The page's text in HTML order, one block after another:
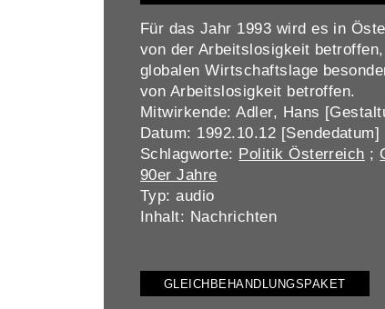
Für das Jahr 1993 wird es in
von der Arbeitslosigkeit
globalen Wirtschaftslage
von Arbeitslosigkeit betroffen.
Mitwirkende: Adler, Hans
Datum: 1992.10.12 [Sendedatum]
Schlagworte: Politik Österreich ;
90er Jahre
Typ: audio
Inhalt: Nachrichten
GLEICHBEHANDLUNGSPAKET